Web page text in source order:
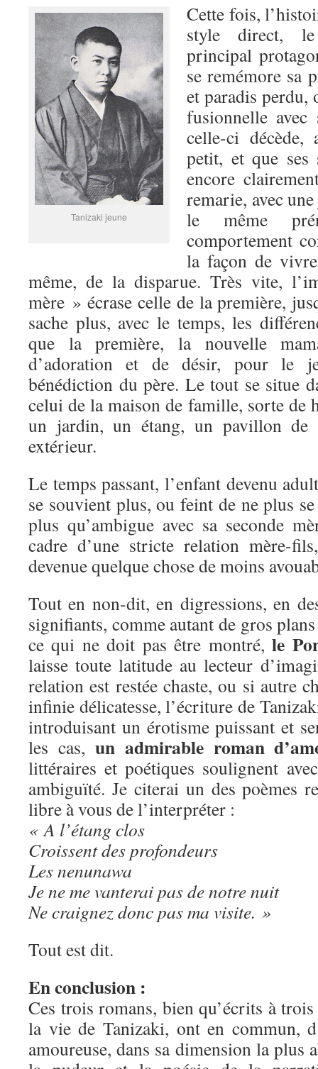
Tanizaki jeune
Cette fois,
style direct,
principal
se remémore sa
et paradis
fusionnelle avec
celle-ci décède,
petit, et que ses
encore
remarie, avec
le même
comportement
la façon de
même, de la disparue. Très vite,
mère » écrase celle de la première,
sache plus, avec le temps, les
que la première, la nouvelle
d’adoration et de désir, pour le
bénédiction du père. Le tout se situe
celui de la maison de famille, sorte de
un jardin, un étang, un pavillon de
extérieur.
Le temps passant, l’enfant devenu
se souvient plus, ou feint de ne plus
plus qu’ambigue avec sa seconde
cadre d’une stricte relation mère-
devenue quelque chose de moins
Tout en non-dit, en digressions, en
signifiants, comme autant de gros
ce qui ne doit pas être montré,le
laisse toute latitude au lecteur
relation est restée chaste, ou si autre
infinie délicatesse, l’écriture de
introduisant un érotisme puissant et
les cas, un admirable roman
littéraires et poétiques soulignent
ambiguïté. Je citerai un des poèmes
libre à vous de l’interpréter :
« A l’étang clos
Croissent des profondeurs
Les nenunawa
Je ne me vanterai pas de notre nuit
Ne craignez donc pas ma visite. »
Tout est dit.
En conclusion :
Ces trois romans, bien qu’écrits à
la vie de Tanizaki, ont en commun,
amoureuse, dans sa dimension la plus